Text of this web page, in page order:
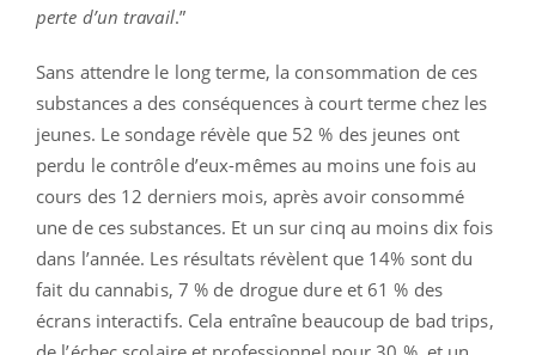
perte d’un travail.”
Sans attendre le long terme, la consommation de ces
substances a des conséquences à court terme chez les
jeunes. Le sondage révèle que 52 % des jeunes ont
perdu le contrôle d’eux-mêmes au moins une fois au
cours des 12 derniers mois, après avoir consommé
une de ces substances. Et un sur cinq au moins dix fois
dans l’année. Les résultats révèlent que 14% sont du
fait du cannabis, 7 % de drogue dure et 61 % des
écrans interactifs. Cela entraîne beaucoup de bad trips,